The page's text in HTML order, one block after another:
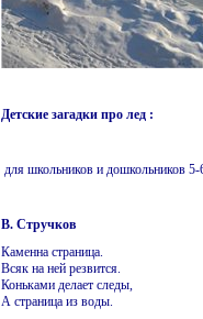
Детские загадки про лед :
для школьников и дошкольников 5-
В. Стручков
Каменна страница.
Всяк на ней резвится.
Коньками делает следы,
А страница из воды.